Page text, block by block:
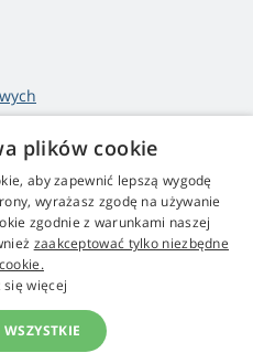
Google
Lampy.pl
plików cookie
aby zapewnić lepszą wygodę
wyrażasz zgodę na używanie
zgodnie z warunkami naszej
zaakceptować tylko niezbędne
się więcej